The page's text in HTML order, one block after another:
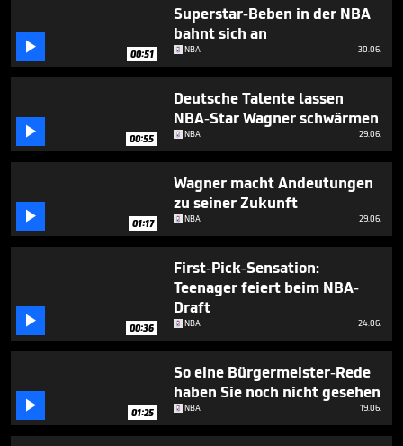
 00:51
Superstar-Beben in der NBA
bahnt sich an
NBA 30.06.
 00:55
Deutsche Talente lassen
NBA-Star Wagner schwärmen
NBA 29.06.
 01:17
Wagner macht Andeutungen
zu seiner Zukunft
NBA 29.06.
 00:36
First-Pick-Sensation:
Teenager feiert beim NBA-
Draft
NBA 24.06.
 01:25
So eine Bürgermeister-Rede
haben Sie noch nicht gesehen
NBA 19.06.